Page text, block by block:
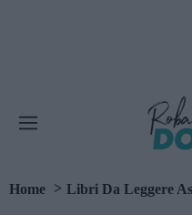
Home Libri Da Leggere